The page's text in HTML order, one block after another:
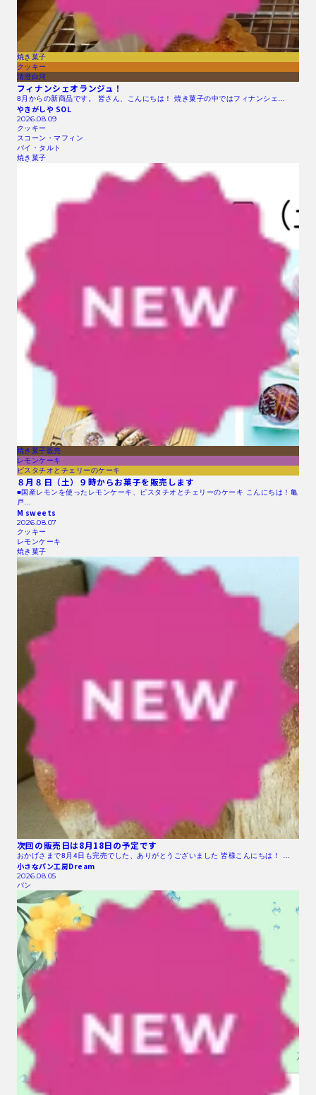
焼き菓子
クッキー
清澄白河
フィナンシェオランジュ！
8月からの新商品です。 皆さん、こんにちは！ 焼き菓子の中ではフィナンシェ…
やきがしや SOL
2026.08.09
クッキー
スコーン・マフィン
パイ・タルト
焼き菓子
焼き菓子販売
レモンケーキ
ピスタチオとチェリーのケーキ
８月８日（土）９時からお菓子を販売します
■国産レモンを使ったレモンケーキ、ピスタチオとチェリーのケーキ こんにちは！亀
戸…
M sweets
2026.08.07
クッキー
レモンケーキ
焼き菓子
次回の販売日は8月18日の予定です
おかげさまで8月4日も完売でした、ありがとうございました 皆様こんにちは！ …
小さなパン工房Dream
2026.08.05
パン